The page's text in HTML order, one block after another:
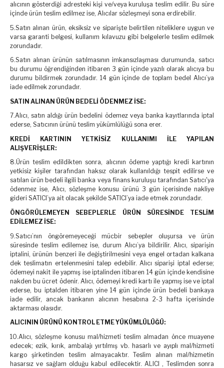
alıcının gösterdiği adresteki kişi ve/veya kuruluşa teslim edilir. Bu süre
içinde ürün teslim edilmez ise, Alıcılar sözleşmeyi sona erdirebilir.
5.Satın alınan ürün, eksiksiz ve siparişte belirtilen niteliklere uygun ve
varsa garanti belgesi, kullanım kılavuzu gibi belgelerle teslim edilmek
zorundadır.
6.Satın alınan ürünün satılmasının imkansızlaşması durumunda, satıcı
bu durumu öğrendiğinden itibaren 3 gün içinde yazılı olarak alıcıya bu
durumu bildirmek zorundadır. 14 gün içinde de toplam bedel Alıcı’ya
iade edilmek zorundadır.
SATIN ALINAN ÜRÜN BEDELİ ÖDENMEZ İSE:
7.Alıcı, satın aldığı ürün bedelini ödemez veya banka kayıtlarında iptal
ederse, Satıcının ürünü teslim yükümlülüğü sona erer.
KREDİ KARTININ YETKİSİZ KULLANIMI İLE YAPILAN
ALIŞVERİŞLER:
8.Ürün teslim edildikten sonra, alıcının ödeme yaptığı kredi kartının
yetkisiz kişiler tarafından haksız olarak kullanıldığı tespit edilirse ve
satılan ürün bedeli ilgili banka veya finans kuruluşu tarafından Satıcı'ya
ödenmez ise, Alıcı, sözleşme konusu ürünü 3 gün içerisinde nakliye
gideri SATICI’ya ait olacak şekilde SATICI’ya iade etmek zorundadır.
ÖNGÖRÜLEMEYEN SEBEPLERLE ÜRÜN SÜRESİNDE TESLİM
EDİLEMEZ İSE:
9.Satıcı’nın öngöremeyeceği mücbir sebepler oluşursa ve ürün
süresinde teslim edilemez ise, durum Alıcı’ya bildirilir. Alıcı, siparişin
iptalini, ürünün benzeri ile değiştirilmesini veya engel ortadan kalkana
dek teslimatın ertelenmesini talep edebilir. Alıcı siparişi iptal ederse;
ödemeyi nakit ile yapmış ise iptalinden itibaren 14 gün içinde kendisine
nakden bu ücret ödenir. Alıcı, ödemeyi kredi kartı ile yapmış ise ve iptal
ederse, bu iptalden itibaren yine 14 gün içinde ürün bedeli bankaya
iade edilir, ancak bankanın alıcının hesabına 2-3 hafta içerisinde
aktarması olasıdır.
ALICININ ÜRÜNÜ KONTROL ETME YÜKÜMLÜLÜĞÜ:
10.Alıcı, sözleşme konusu mal/hizmeti teslim almadan önce muayene
edecek; ezik, kırık, ambalajı yırtılmış vb. hasarlı ve ayıplı mal/hizmeti
kargo şirketinden teslim almayacaktır. Teslim alınan mal/hizmetin
hasarsız ve sağlam olduğu kabul edilecektir. ALICI , Teslimden sonra